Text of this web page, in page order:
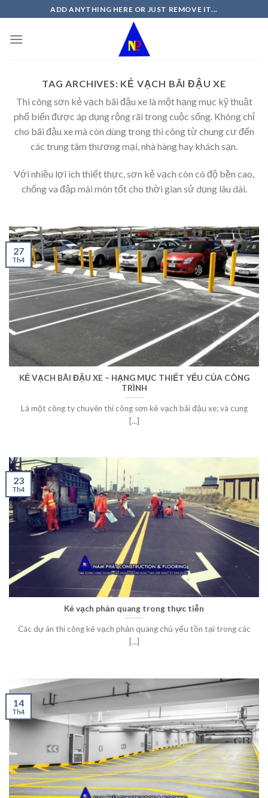
to
content
ADD ANYTHING HERE OR JUST REMOVE IT...
TAG ARCHIVES: KẺ VẠCH BÃI ĐẬU XE
Thi công sơn kẻ vạch bãi đậu xe là một hạng mục kỹ thuật
phổ biến được áp dụng rộng rãi trong cuộc sống. Không chỉ
cho bãi đậu xe mà còn dùng trong thi công từ chung cư đến
các trung tâm thương mại, nhà hàng hay khách sạn.
Với nhiều lợi ich thiết thực, sơn kẻ vạch còn có độ bền cao,
chống va đập mài mòn tốt cho thời gian sử dụng lâu dài.
KẺ VẠCH BÃI ĐẬU XE – HẠNG MỤC THIẾT YẾU CỦA CÔNG
TRÌNH
Là một công ty chuyên thi công sơn kẻ vạch bãi đậu xe; và cung
[...]
27
Th4
Kẻ vạch phản quang trong thực tiễn
Các dự án thi công kẻ vạch phản quang chủ yếu tồn tại trong các
[...]
23
Th4
14
Th4